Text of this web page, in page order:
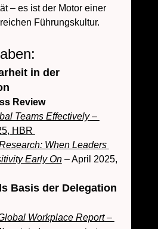
– es ist der Motor einer
Führungskultur.
in der
Review
Teams Effectively –
HBR
When Leaders
Early On – April 2025,
Basis der Delegation
Workplace Report –